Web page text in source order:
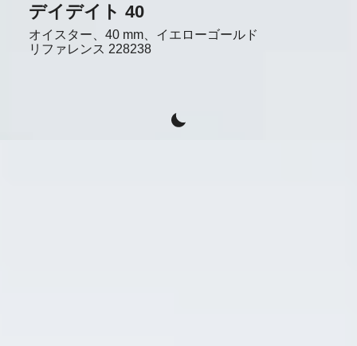
デイデイト 40
オイスター、40 mm、イエローゴールド
リファレンス 228238